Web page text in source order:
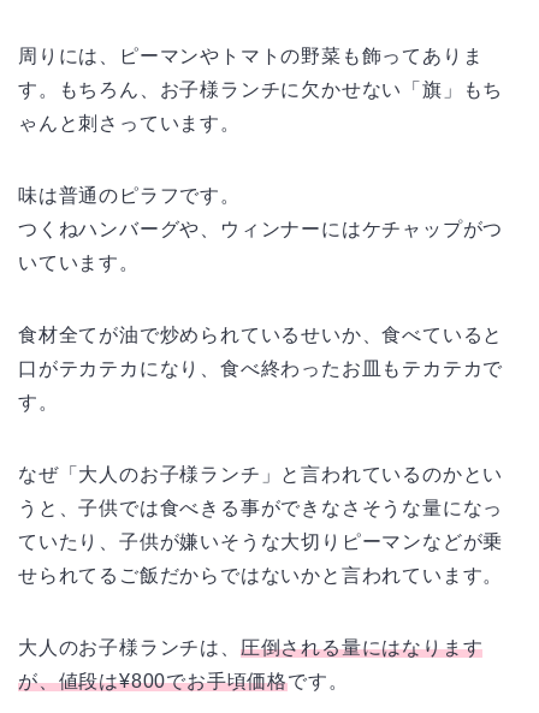
周りには、ピーマンやトマトの野菜も飾ってありま
す。もちろん、お子様ランチに欠かせない「旗」もち
ゃんと刺さっています。
味は普通のピラフです。
つくねハンバーグや、ウィンナーにはケチャップがつ
いています。
食材全てが油で炒められているせいか、食べていると
口がテカテカになり、食べ終わったお皿もテカテカで
す。
なぜ「大人のお子様ランチ」と言われているのかとい
うと、子供では食べきる事ができなさそうな量になっ
ていたり、子供が嫌いそうな大切りピーマンなどが乗
せられてるご飯だからではないかと言われています。
大人のお子様ランチは、 圧倒される量にはなります
が、値段は¥800でお手頃価格です。